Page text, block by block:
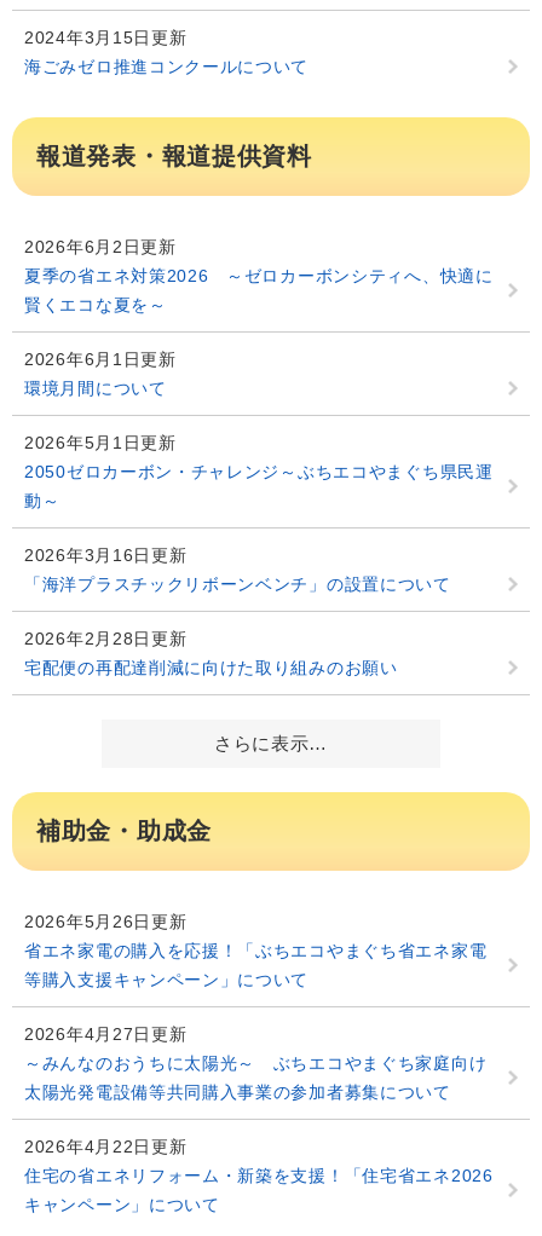
2024年3月15日更新
海ごみゼロ推進コンクールについて
報道発表・報道提供資料
2026年6月2日更新
夏季の省エネ対策2026 ～ゼロカーボンシティへ、快適に
賢くエコな夏を～
2026年6月1日更新
環境月間について
2026年5月1日更新
2050ゼロカーボン・チャレンジ～ぶちエコやまぐち県民運
動～
2026年3月16日更新
「海洋プラスチックリボーンベンチ」の設置について
2026年2月28日更新
宅配便の再配達削減に向けた取り組みのお願い
さらに表示…
補助金・助成金
2026年5月26日更新
省エネ家電の購入を応援！「ぶちエコやまぐち省エネ家電
等購入支援キャンペーン」について
2026年4月27日更新
～みんなのおうちに太陽光～ ぶちエコやまぐち家庭向け
太陽光発電設備等共同購入事業の参加者募集について
2026年4月22日更新
住宅の省エネリフォーム・新築を支援！「住宅省エネ2026
キャンペーン」について